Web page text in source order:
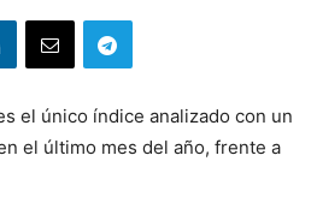
el único índice analizado con un
el último mes del año, frente a